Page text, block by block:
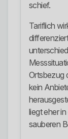
schief.
Tariflich
Ortsbezug
kein
liegt eher
sauberen